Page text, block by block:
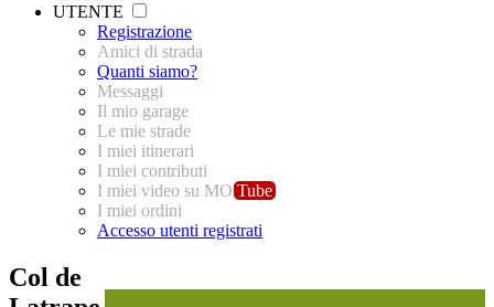
UTENTE
Registrazione
Amici di strada
Quanti siamo?
Messaggi
Il mio garage
Le mie strade
I miei itinerari
I miei contributi
I miei video su MO Tube
I miei ordini
Accesso utenti registrati
Col de